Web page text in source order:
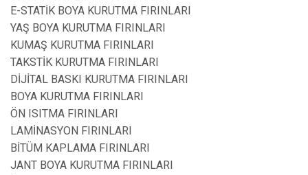
E-STATİK BOYA KURUTMA FIRINLARI
YAŞ BOYA KURUTMA FIRINLARI
KUMAŞ KURUTMA FIRINLARI
TAKSTİK KURUTMA FIRINLARI
DİJİTAL BASKI KURUTMA FIRINLARI
BOYA KURUTMA FIRINLARI
ÖN ISITMA FIRINLARI
LAMİNASYON FIRINLARI
BİTÜM KAPLAMA FIRINLARI
JANT BOYA KURUTMA FIRINLARI